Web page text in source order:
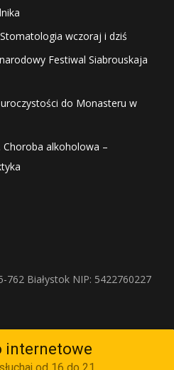
wczoraj i dziś
Festiwal Siabrouskaja
do Monasteru w
alkoholowa –
762 Białystok NIP: 5422760227
internetowe